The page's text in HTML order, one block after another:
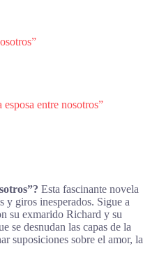
entre nosotros”
Esta fascinante novela
y giros inesperados. Sigue a
su exmarido Richard y su
se desnudan las capas de la
suposiciones sobre el amor, la